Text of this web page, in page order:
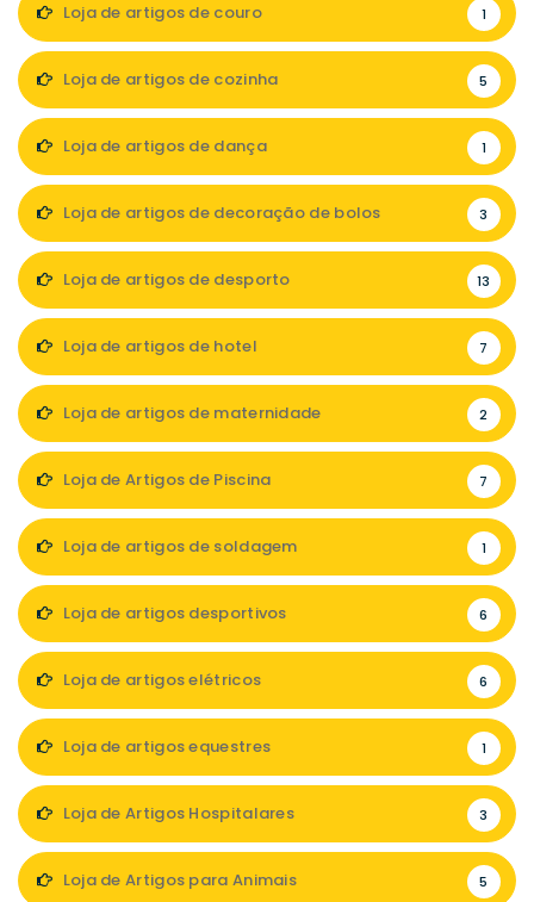
Loja de artigos de couro 1
Loja de artigos de cozinha 5
Loja de artigos de dança 1
Loja de artigos de decoração de bolos 3
Loja de artigos de desporto 13
Loja de artigos de hotel 7
Loja de artigos de maternidade 2
Loja de Artigos de Piscina 7
Loja de artigos de soldagem 1
Loja de artigos desportivos 6
Loja de artigos elétricos 6
Loja de artigos equestres 1
Loja de Artigos Hospitalares 3
Loja de Artigos para Animais 5